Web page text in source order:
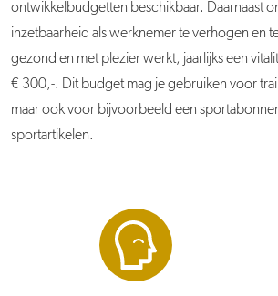
ontwikkelbudgetten beschikbaar. Daarnaast
inzetbaarheid als werknemer te verhogen en
gezond en met plezier werkt, jaarlijks een
€ 300,-. Dit budget mag je gebruiken voor
maar ook voor bijvoorbeeld een
sportartikelen.